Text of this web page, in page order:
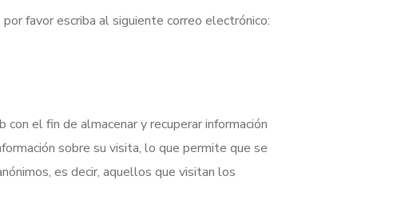
favor escriba al siguiente correo electrónico:
el fin de almacenar y recuperar información
sobre su visita, lo que permite que se
es decir, aquellos que visitan los